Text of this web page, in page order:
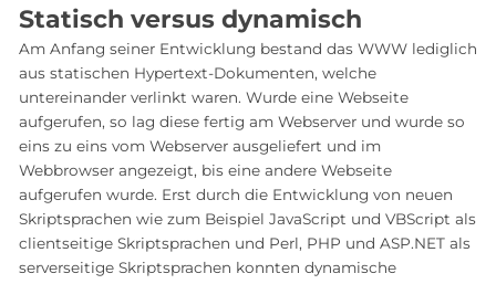
Statisch versus dynamisch
Am Anfang seiner Entwicklung bestand das WWW lediglich
aus statischen Hypertext-Dokumenten, welche
untereinander verlinkt waren. Wurde eine Webseite
aufgerufen, so lag diese fertig am Webserver und wurde so
eins zu eins vom Webserver ausgeliefert und im
Webbrowser angezeigt, bis eine andere Webseite
aufgerufen wurde. Erst durch die Entwicklung von neuen
Skriptsprachen wie zum Beispiel JavaScript und VBScript als
clientseitige Skriptsprachen und Perl, PHP und ASP.NET als
serverseitige Skriptsprachen konnten dynamische